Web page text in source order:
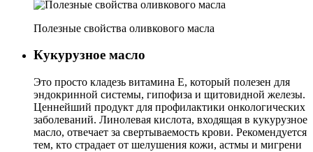
Полезные свойства оливкового масла
Кукурузное масло
Это просто кладезь витамина Е, который полезен для
эндокринной системы, гипофиза и щитовидной железы.
Ценнейший продукт для профилактики онкологических
заболеваний. Линолевая кислота, входящая в кукурузное
масло, отвечает за свертываемость крови. Рекомендуется
тем, кто страдает от шелушения кожи, астмы и мигрени